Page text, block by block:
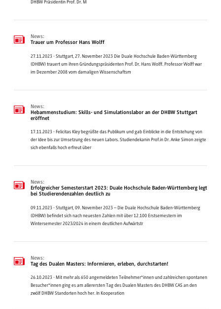
DHBW Präsidentin Prof. Dr. M
News:
Trauer um Professor Hans Wolff
27.11.2023 - Stuttgart, 27. November 2023 Die Duale Hochschule Baden-Württemberg
(DHBW) trauert um ihren Gründungspräsidenten Prof. Dr. Hans Wolff. Professor Wolff war
im Dezember 2008 vom damaligen Wissenschaftsm
News:
Hebammenstudium: Skills- und Simulationslabor an der DHBW Stuttgart
eröffnet
17.11.2023 - Felicitas Kley begrüßte das Publikum und gab Einblicke in die Entstehung von
der Idee bis zur Umsetzung des neuen Labors. Studiendekanin Prof.in Dr. Anke Simon zeigte
sich ebenfalls hoch erfreut über
News:
Erfolgreicher Semesterstart 2023: Duale Hochschule Baden-Württemberg legt
bei Studierendenzahlen deutlich zu
09.11.2023 - Stuttgart, 09. November 2023 – Die Duale Hochschule Baden-Württemberg
(DHBW) befindet sich nach neuesten Zahlen mit über 12.100 Erstsemestern im
Wintersemester 2023/2024 in einem deutlichen Aufwärtstr
News:
Tag des Dualen Masters: Informieren, erleben, durchstarten!
26.10.2023 - Mit mehr als 650 angemeldeten Teilnehmer*innen und zahlreichen spontanen
Besucher*innen ging es am allerersten Tag des Dualen Masters des DHBW CAS an den
zwölf DHBW Standorten hoch her. In Kooperation